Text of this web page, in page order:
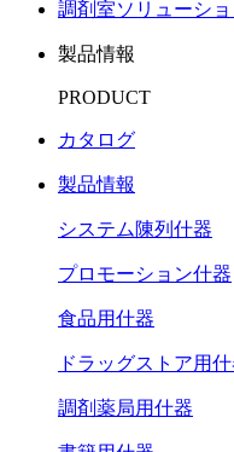
調剤室ソリューショ
製品情報
PRODUCT
カタログ
製品情報
システム陳列什器
プロモーション什器
食品用什器
ドラッグストア用
調剤薬局用什器